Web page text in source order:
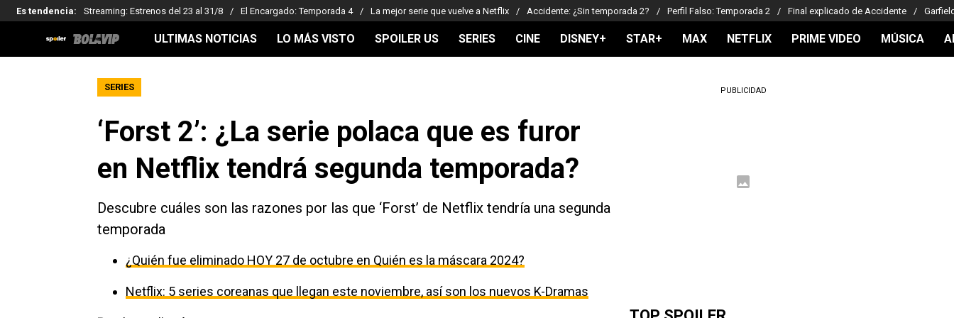
Es tendencia: Streaming: Estrenos del 23 al 31/8 El Encargado: Temporada 4 La mejor serie que vuelve a Netflix Accidente: ¿Sin temporada 2? Perfil Falso: Temporada 2 Final explicado de Accidente
ULTIMAS NOTICIAS LO MÁS VISTO SPOILER US SERIES CINE DISNEY+ STAR+ MAX NETFLIX PRIME VIDEO MÚSICA
SERIES
‘Forst 2’: ¿La serie polaca que es furor
en Netflix tendrá segunda temporada?
Descubre cuáles son las razones por las que ‘Forst’ de Netflix tendría una segunda
temporada
¿Quién fue eliminado HOY 27 de octubre en Quién es la máscara 2024?
Netflix: 5 series coreanas que llegan este noviembre, así son los nuevos K-Dramas
PUBLICIDAD